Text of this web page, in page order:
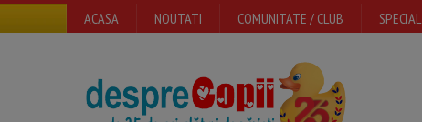
ACASA NOUTATI COMUNITATE / CLUB SPECIAL